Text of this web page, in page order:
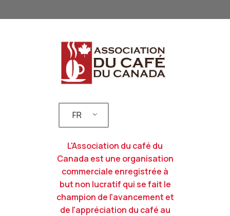
FR
L'Association du café du
Canada est une organisation
commerciale enregistrée à
but non lucratif qui se fait le
champion de l'avancement et
de l'appréciation du café au